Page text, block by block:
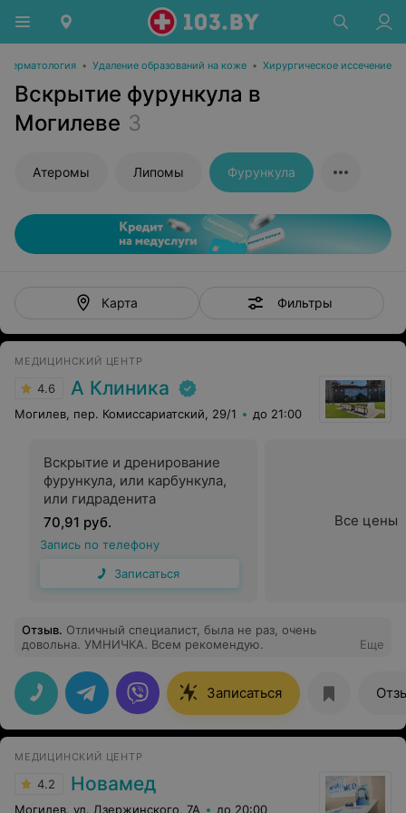
Дерматология • Удаление образований на коже • Хирургическое иссечение
Вскрытие фурункула в
Могилеве 3
Атеромы Липомы Фурункула
Карта Фильтры
МЕДИЦИНСКИЙ ЦЕНТР
4.6 А Клиника
Могилев, пер. Комиссариатский, 29/1 до 21:00
Вскрытие и дренирование
фурункула, или карбункула,
или гидраденита
70,91 руб.
Запись по телефону
Записаться
Все цены
Отзыв. Отличный специалист, была не раз, очень
довольна. УМНИЧКА. Всем рекомендую.
Еще
Записаться
МЕДИЦИНСКИЙ ЦЕНТР
4.2 Новамед
Могилев, ул. Дзержинского, 7А до 20:00